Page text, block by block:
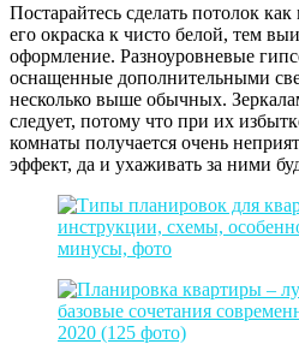
Постарайтесь сделать потолок
его окраска к чисто белой, тем
оформление. Разноуровневые
оснащенные дополнительными
несколько выше обычных.
следует, потому что при их
комнаты получается очень
эффект, да и ухаживать за ними